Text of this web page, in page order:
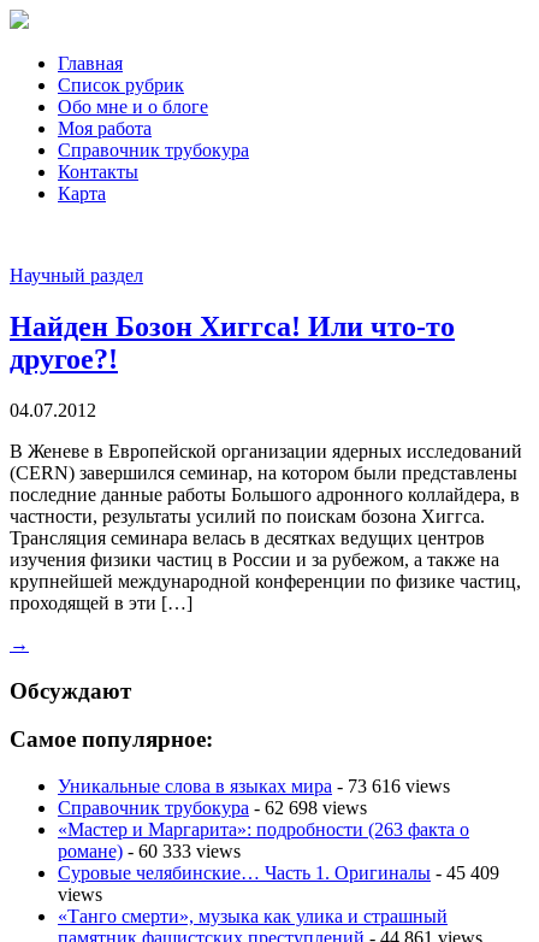
Главная
Список рубрик
Обо мне и о блоге
Моя работа
Справочник трубокура
Контакты
Карта
Научный раздел
Найден Бозон Хиггса! Или что-то
другое?!
04.07.2012
В Женеве в Европейской организации ядерных исследований
(CERN) завершился семинар, на котором были представлены
последние данные работы Большого адронного коллайдера, в
частности, результаты усилий по поискам бозона Хиггса.
Трансляция семинара велась в десятках ведущих центров
изучения физики частиц в России и за рубежом, а также на
крупнейшей международной конференции по физике частиц,
проходящей в эти […]
→
Обсуждают
Самое популярное:
Уникальные слова в языках мира - 73 616 views
Справочник трубокура - 62 698 views
«Мастер и Маргарита»: подробности (263 факта о
романе) - 60 333 views
Суровые челябинские… Часть 1. Оригиналы - 45 409
views
«Танго смерти», музыка как улика и страшный
памятник фашистских преступлений - 44 861 views